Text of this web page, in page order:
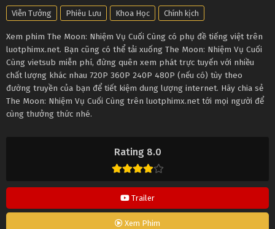
Rating 8.0
Trailer
Xem Phim
Viễn Tưởng Phiêu Lưu Khoa Học Chính kịch
Xem phim The Moon: Nhiệm Vụ Cuối Cùng có phụ đề tiếng việt trên
luotphimx.net. Bạn cũng có thể tải xuống The Moon: Nhiệm Vụ Cuối
Cùng vietsub miễn phí, đừng quên xem phát trực tuyến với nhiều
chất lượng khác nhau 720P 360P 240P 480P (nếu có) tùy theo
đường truyền của bạn để tiết kiệm dung lượng internet. Hãy chia sẻ
The Moon: Nhiệm Vụ Cuối Cùng trên luotphimx.net tới mọi người để
cùng thưởng thức nhé.